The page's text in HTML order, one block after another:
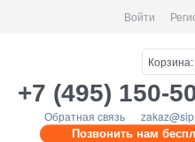
Войти
Корзина:
+7 (495) 150-
Обратная связь
Позвонить нам